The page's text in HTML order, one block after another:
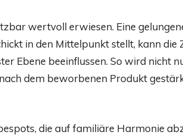
wertvoll erwiesen. Eine
in den Mittelpunkt stellt, kann die
Ebene beeinflussen. So wird nicht
dem beworbenen Produkt
die auf familiäre Harmonie